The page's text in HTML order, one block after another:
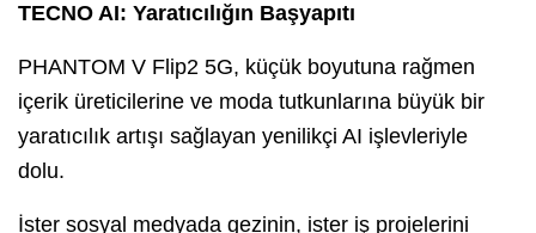
TECNO AI: Yaratıcılığın Başyapıtı
PHANTOM V Flip2 5G, küçük boyutuna rağmen
içerik üreticilerine ve moda tutkunlarına büyük bir
yaratıcılık artışı sağlayan yenilikçi AI işlevleriyle
dolu.
İster sosyal medyada gezinin, ister iş projelerini